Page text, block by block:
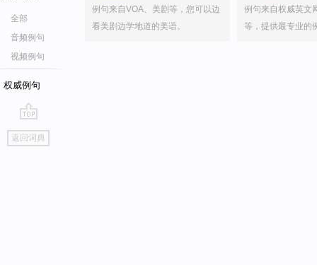
全部
音频例句
视频例句
权威例句
go
top
返回词典
例句来自VOA、美剧等，您可以边
看美剧边学地道的美语。
例句来自权威英文
等，提供最专业的